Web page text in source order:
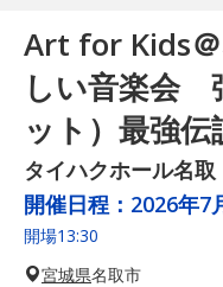
Art for Kids
しい音楽会
ット）最強
タイハクホール名
開催日程： 2026年7
開場13:30
宮城県名取市